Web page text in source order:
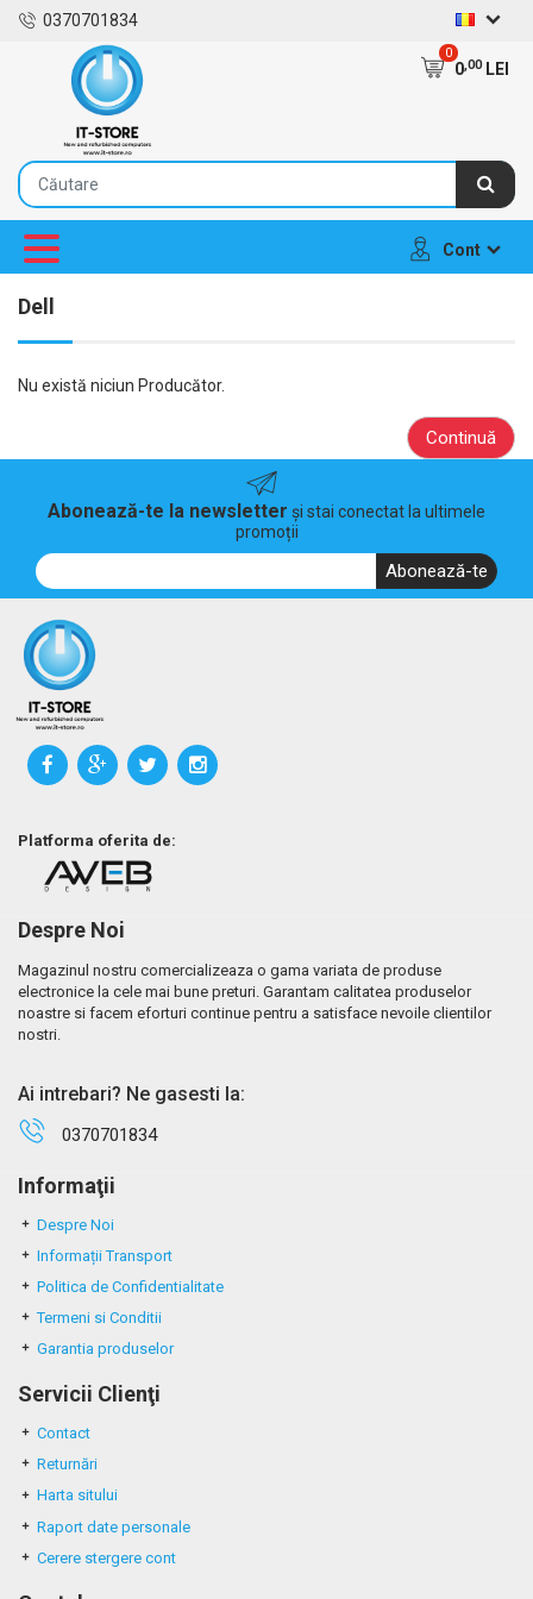
0370701834
0
0,00LEI
Cont
Dell
Nu există niciun Producător.
Continuă
Abonează-te la newsletter și stai conectat la ultimele
promoții
Abonează-te
Platforma oferita de:
Despre Noi
Magazinul nostru comercializeaza o gama variata de produse
electronice la cele mai bune preturi. Garantam calitatea produselor
noastre si facem eforturi continue pentru a satisface nevoile clientilor
nostri.
Ai intrebari? Ne gasesti la:
0370701834
Informaţii
Despre Noi
Informații Transport
Politica de Confidentialitate
Termeni si Conditii
Garantia produselor
Servicii Clienţi
Contact
Returnări
Harta sitului
Raport date personale
Cerere stergere cont